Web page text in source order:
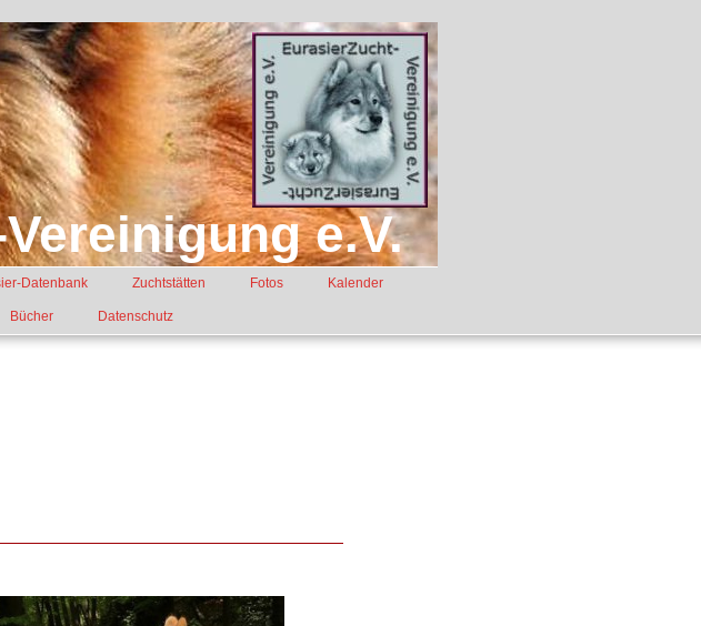
e.V.
Datenbank Zuchtstätten Fotos Kalender
Bücher Datenschutz